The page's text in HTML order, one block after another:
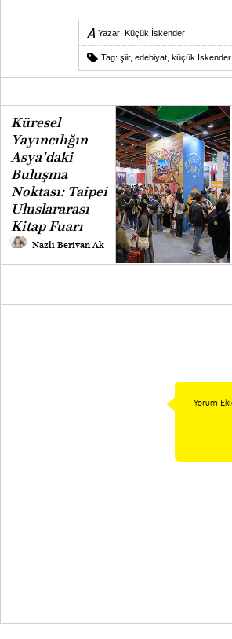
Yazar: Küçük İskender
Tag: şiir, edebiyat küçük İskender
Küresel
Yayıncılığın
Asya’daki
Buluşma
Noktası: Taipei
Uluslararası
Kitap Fuarı
Nazlı Berivan Ak